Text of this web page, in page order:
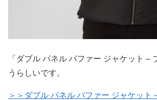
「ダブル パネル パファー ジャケット –
うらしいです。
＞＞ダブル パネル パファー ジャケット